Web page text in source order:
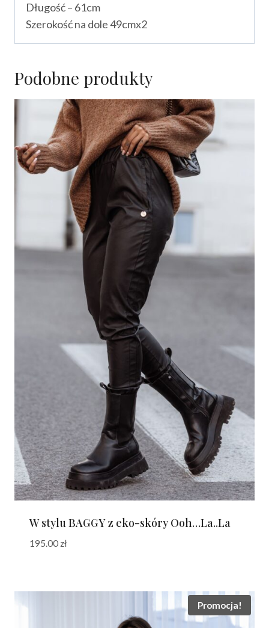
Długość – 61cm
Szerokość na dole 49cmx2
Podobne produkty
W stylu BAGGY z eko-skóry Ooh…La..La
195.00 zł
Promocja!